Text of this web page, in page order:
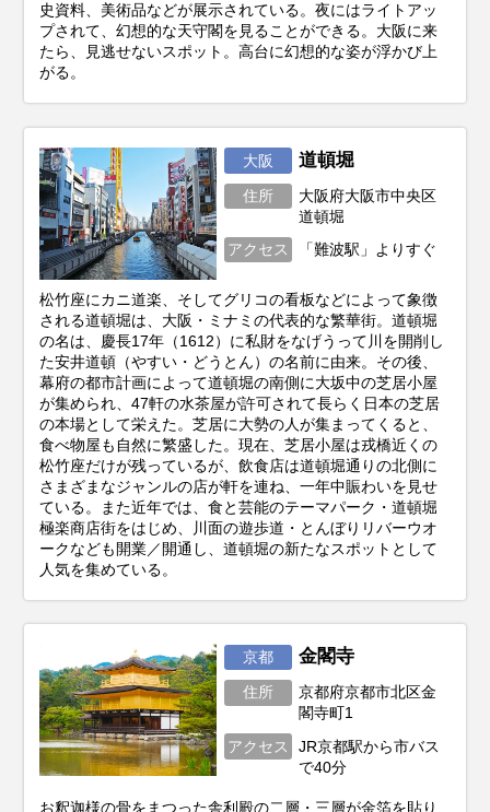
史資料、美術品などが展示されている。夜にはライトアッ
プされて、幻想的な天守閣を見ることができる。大阪に来
たら、見逃せないスポット。高台に幻想的な姿が浮かび上
がる。
大阪 道頓堀
住所
大阪府大阪市中央区
道頓堀
アクセス
「難波駅」よりすぐ
松竹座にカニ道楽、そしてグリコの看板などによって象徴
される道頓堀は、大阪・ミナミの代表的な繁華街。道頓堀
の名は、慶長17年（1612）に私財をなげうって川を開削し
た安井道頓（やすい・どうとん）の名前に由来。その後、
幕府の都市計画によって道頓堀の南側に大坂中の芝居小屋
が集められ、47軒の水茶屋が許可されて長らく日本の芝居
の本場として栄えた。芝居に大勢の人が集まってくると、
食べ物屋も自然に繁盛した。現在、芝居小屋は戎橋近くの
松竹座だけが残っているが、飲食店は道頓堀通りの北側に
さまざまなジャンルの店が軒を連ね、一年中賑わいを見せ
ている。また近年では、食と芸能のテーマパーク・道頓堀
極楽商店街をはじめ、川面の遊歩道・とんぼりリバーウオ
ークなども開業／開通し、道頓堀の新たなスポットとして
人気を集めている。
京都 金閣寺
住所
京都府京都市北区金
閣寺町1
アクセス
JR京都駅から市バス
で40分
お釈迦様の骨をまつった舎利殿の二層・三層が金箔を貼り